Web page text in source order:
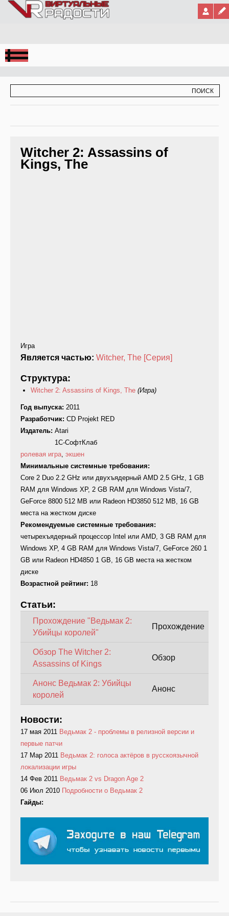
Jump to Navigation
Witcher 2: Assassins of
Kings, The
Игра
Является частью: Witcher, The [Серия]
Структура:
Witcher 2: Assassins of Kings, The (Игра)
Год выпуска: 2011
Разработчик: CD Projekt RED
Издатель: Atari
1С-СофтКлаб
ролевая игра, экшен
Минимальные системные требования:
Core 2 Duo 2.2 GHz или двухъядерный AMD 2.5 GHz, 1 GB
RAM для Windows XP, 2 GB RAM для Windows Vista/7,
GeForce 8800 512 MB или Radeon HD3850 512 MB, 16 GB
места на жестком диске
Рекомендуемые системные требования:
четырехъядерный процессор Intel или AMD, 3 GB RAM для
Windows XP, 4 GB RAM для Windows Vista/7, GeForce 260 1
GB или Radeon HD4850 1 GB, 16 GB места на жестком
диске
Возрастной рейтинг: 18
Статьи:
Прохождение "Ведьмак 2:
Убийцы королей"
Прохождение
Обзор The Witcher 2:
Assassins of Kings
Обзор
Анонс Ведьмак 2: Убийцы
королей
Анонс
Новости:
17 мая 2011 Ведьмак 2 - проблемы в релизной версии и
первые патчи
17 Мар 2011 Ведьмак 2: голоса актёров в русскоязычной
локализации игры
14 Фев 2011 Ведьмак 2 vs Dragon Age 2
06 Июл 2010 Подробности о Ведьмак 2
Гайды: